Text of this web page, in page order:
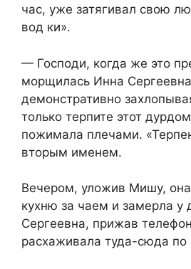
час, уже затягивал свою
вод ки».
— Господи, когда же это
морщилась Инна
демонстративно
только терпите этот
пожимала плечами.
вторым именем.
Вечером, уложив Мишу, она
кухню за чаем и замерла у
Сергеевна, прижав
расхаживала туда-сюда по